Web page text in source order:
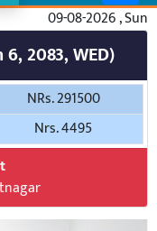
09-08-2026 , Sun
2083, WED)
NRs. 291500
Nrs. 4495